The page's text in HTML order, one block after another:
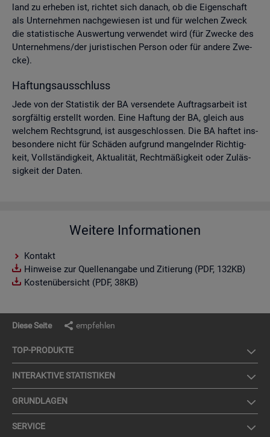
land zu er­he­ben ist, rich­tet sich da­nach, ob die Ei­gen­schaft
als Un­ter­neh­men nach­ge­wie­sen ist und für wel­chen Zweck
die sta­tis­ti­sche Aus­wer­tung ver­wen­det wird (für Zwe­cke des
Un­ter­neh­mens/der ju­ris­ti­schen Per­son oder für an­de­re Zwe­
cke).
Haf­tungs­aus­schluss
Jede von der Sta­tis­tik der BA ver­sen­de­te Auf­trags­ar­beit ist
sorg­fäl­tig er­stellt wor­den. Eine Haf­tung der BA, gleich aus
wel­chem Rechts­grund, ist aus­ge­schlos­sen. Die BA haf­tet ins­
be­son­de­re nicht für Schä­den auf­grund man­geln­der Rich­tig­
keit, Voll­stän­dig­keit, Ak­tua­li­tät, Recht­mä­ßig­keit oder Zu­läs­
sig­keit der Daten.
Weitere Informationen
Kontakt
Hinweise zur Quellenangabe und Zitierung (PDF, 132KB)
Kostenübersicht (PDF, 38KB)
Diese Seite empfehlen
TOP-PRO­DUK­TE
IN­TER­AK­TI­VE STA­TIS­TI­KEN
GRUND­LA­GEN
SER­VICE